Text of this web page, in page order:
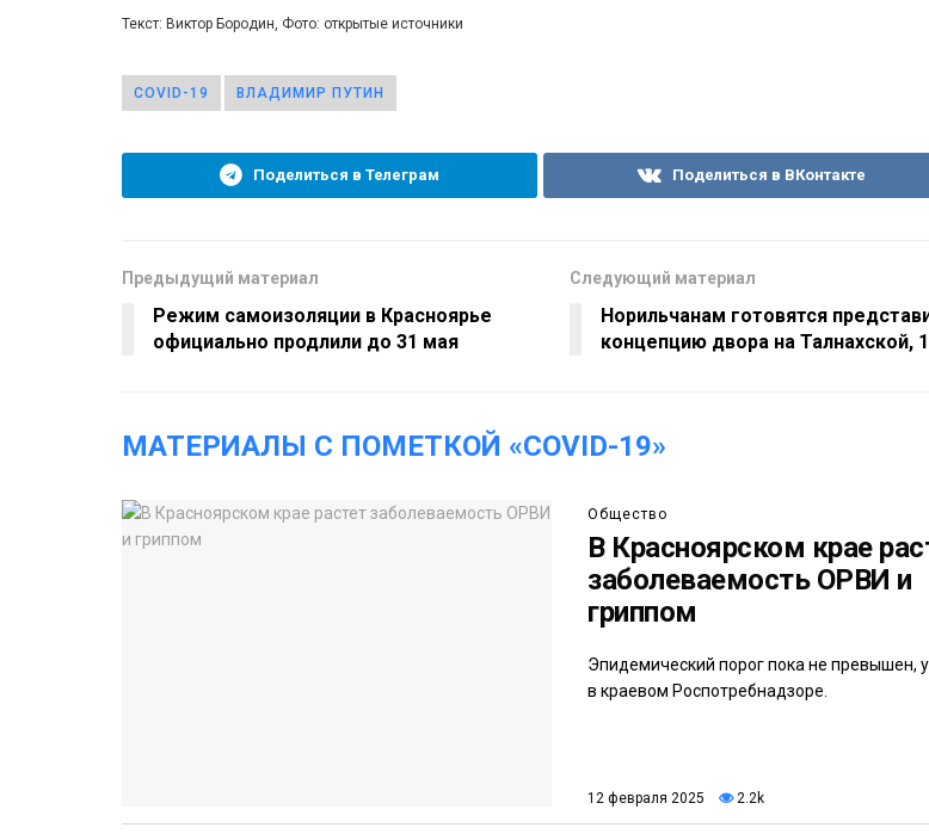
Текст: Виктор Бородин, Фото: открытые источники
COVID-19 ВЛАДИМИР ПУТИН
Поделиться в Телеграм Поделиться в ВКонтакте
Предыдущий материал
Режим самоизоляции в Красноярье
официально продлили до 31 мая
Следующий материал
Норильчанам готовятся
концепцию двора на Талнахской,
МАТЕРИАЛЫ С ПОМЕТКОЙ «COVID-19»
Общество
В Красноярском крае
заболеваемость ОРВИ и
гриппом
Эпидемический порог пока не превышен,
в краевом Роспотребнадзоре.
12 февраля 2025 2.2k